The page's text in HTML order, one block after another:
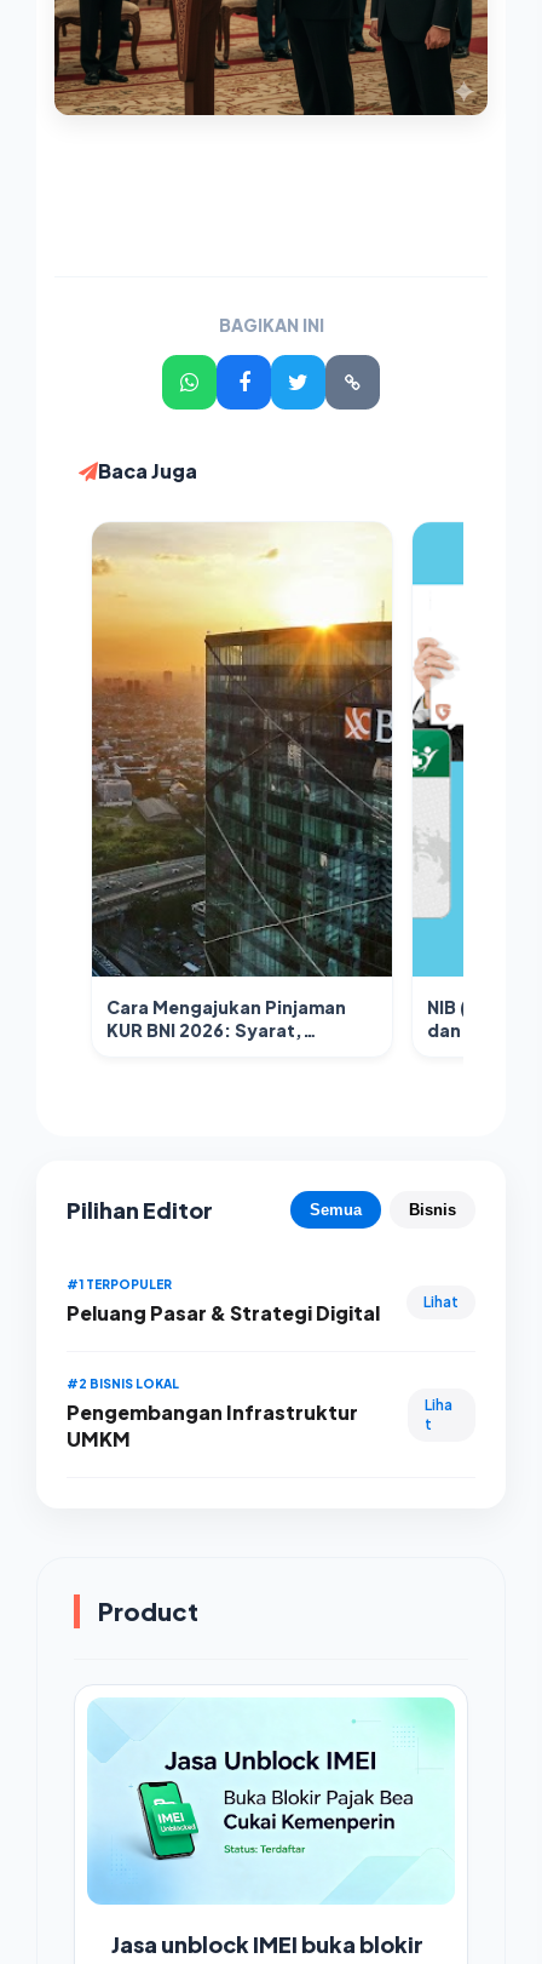
BAGIKAN INI
Baca Juga
Cara Mengajukan Pinjaman
KUR BNI 2026: Syarat,
NIB (Nomor
dan NPWP
Pilihan Editor Semua Bisnis
#1 TERPOPULER
Peluang Pasar & Strategi Digital Lihat
#2 BISNIS LOKAL
Pengembangan Infrastruktur
UMKM
Liha
t
Product
Jasa unblock IMEI buka blokir